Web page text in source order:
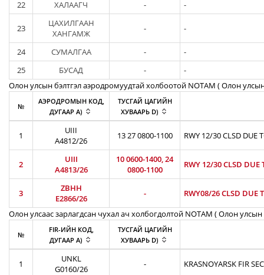
22
ХАЛААГЧ - -
23
ЦАХИЛГААН
ХАНГАМЖ
- -
24 СУМАЛГАА -
-
25
БУСАД -
-
Олон улсын бэлтгэл аэродромуудтай холбоотой NOTAM ( Oлон
№
АЭРОДРОМЫН КОД,
ДУГААР A)
ТУСГАЙ ЦАГИЙН
ХУВААРЬ D)
1
UIII
A4812/26
13 27 0800-1100 RWY 12/30 CLSD DUE
2
UIII
A4813/26
10 0600-1400, 24
0800-1100
RWY 12/30 CLSD DUE
3
ZBHH
E2866/26
-
RWY08/26 CLSD DUE
Олон улсаас зарлагдсан чухал ач холбогдолтой NOTAM ( Олон улсын
№
FIR-ИЙН КОД,
ДУГААР A)
ТУСГАЙ ЦАГИЙН
ХУВААРЬ D)
1
UNKL
G0160/26
- KRASNOYARSK FIR